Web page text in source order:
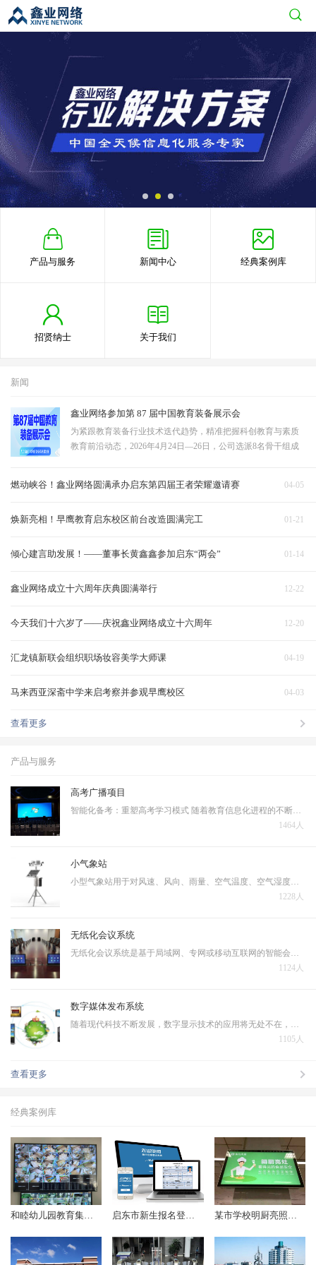
产品与服务 新闻中心 经典案例库
招贤纳士 关于我们
新闻
鑫业网络参加第 87 届中国教育装备展示会
为紧跟教育装备行业技术迭代趋势，精准把握科创教育与素质
教育前沿动态，2026年4月24日—26日，公司选派8名骨干组成
示墙三大核心领域深度研学，全面吸收行…
04-05
燃动峡谷！鑫业网络圆满承办启东第四届王者荣耀邀请赛
01-21
焕新亮相！早鹰教育启东校区前台改造圆满完工
01-14
倾心建言助发展！——董事长黄鑫鑫参加启东“两会”
12-22
鑫业网络成立十六周年庆典圆满举行
12-20
今天我们十六岁了——庆祝鑫业网络成立十六周年
04-19
汇龙镇新联会组织职场妆容美学大师课
04-03
马来西亚深斋中学来启考察并参观早鹰校区
查看更多
产品与服务
高考广播项目
1464人
小气象站
1228人
无纸化会议系统
1124人
数字媒体发布系统
1105人
查看更多
经典案例库
和睦幼儿园教育集团监控项目顺利完成 启东市新生报名登记系统（2018年起） 某市学校明厨亮照项目（2017年起）